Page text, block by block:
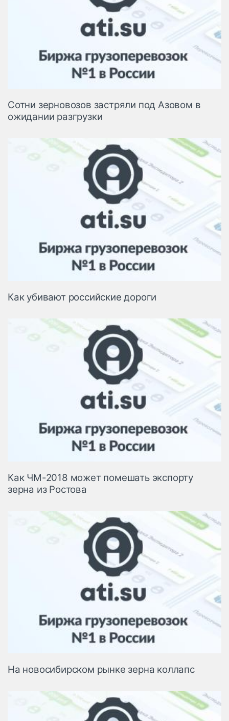
Сотни зерновозов застряли под Азовом в
ожидании разгрузки
Как убивают российские дороги
Как ЧМ-2018 может помешать экспорту
зерна из Ростова
На новосибирском рынке зерна коллапс